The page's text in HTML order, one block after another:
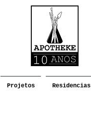
Projetos Residencias